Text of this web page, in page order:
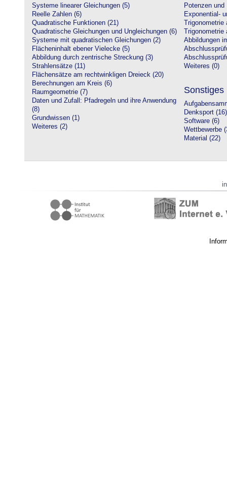
Systeme linearer Gleichungen (5)
Reelle Zahlen (6)
Quadratische Funktionen (21)
Quadratische Gleichungen und Ungleichungen (6)
Systeme mit quadratischen Gleichungen (2)
Flächeninhalt ebener Vielecke (5)
Abbildung durch zentrische Streckung (3)
Strahlensätze (11)
Flächensätze am rechtwinkligen Dreieck (20)
Berechnungen am Kreis (6)
Raumgeometrie (7)
Daten und Zufall: Pfadregeln und ihre Anwendung
(8)
Grundwissen (1)
Weiteres (2)
Potenzen
Exponential-
Abbildungen
Weiteres (0)
Sonstiges
Denksport (16)
Software (6)
Wettbewerbe
Material (22)